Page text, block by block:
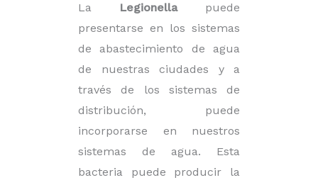
La
Legionellapuede
presentarse en los sistemas
de abastecimiento de agua
de nuestras ciudades y a
través de los sistemas de
distribución, puede
incorporarse en nuestros
sistemas de agua. Esta
bacteria puede producir la